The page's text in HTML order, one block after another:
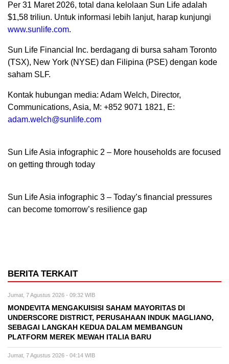
Per 31 Maret 2026, total dana kelolaan Sun Life adalah
$1,58 triliun. Untuk informasi lebih lanjut, harap kunjungi
www.sunlife.com.
Sun Life Financial Inc. berdagang di bursa saham Toronto
(TSX), New York (NYSE) dan Filipina (PSE) dengan kode
saham SLF.
Kontak hubungan media: Adam Welch, Director,
Communications, Asia, M: +852 9071 1821, E:
adam.welch@sunlife.com
Sun Life Asia infographic 2 – More households are focused
on getting through today
Sun Life Asia infographic 3 – Today’s financial pressures
can become tomorrow’s resilience gap
BERITA TERKAIT
Jumat, 7 Agustus 2026 - 09:32 WIB
MONDEVITA MENGAKUISISI SAHAM MAYORITAS DI
UNDERSCORE DISTRICT, PERUSAHAAN INDUK MAGLIANO,
SEBAGAI LANGKAH KEDUA DALAM MEMBANGUN
PLATFORM MEREK MEWAH ITALIA BARU
Jumat, 7 Agustus 2026 - 04:14 WIB